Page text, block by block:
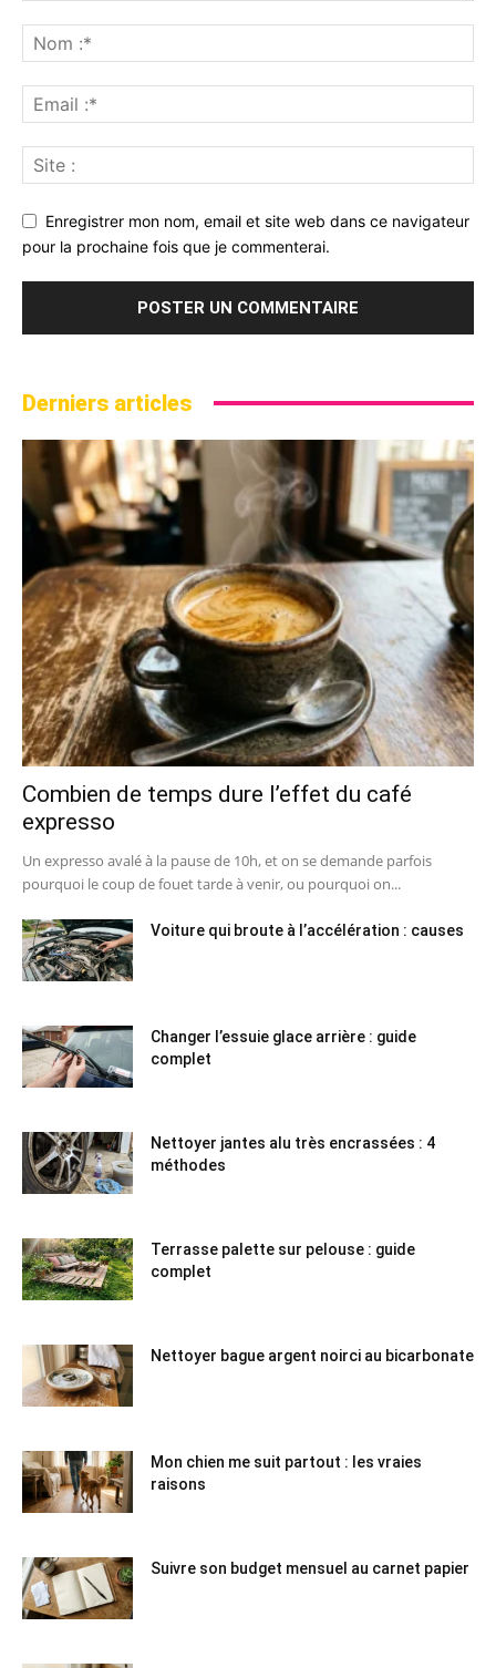
Enregistrer mon nom, email et site web dans ce navigateur
pour la prochaine fois que je commenterai.
Derniers articles
Combien de temps dure l’effet du café
expresso
Un expresso avalé à la pause de 10h, et on se demande parfois
pourquoi le coup de fouet tarde à venir, ou pourquoi on...
Voiture qui broute à l’accélération : causes
Changer l’essuie glace arrière : guide
complet
Nettoyer jantes alu très encrassées : 4
méthodes
Terrasse palette sur pelouse : guide
complet
Nettoyer bague argent noirci au bicarbonate
Mon chien me suit partout : les vraies
raisons
Suivre son budget mensuel au carnet papier